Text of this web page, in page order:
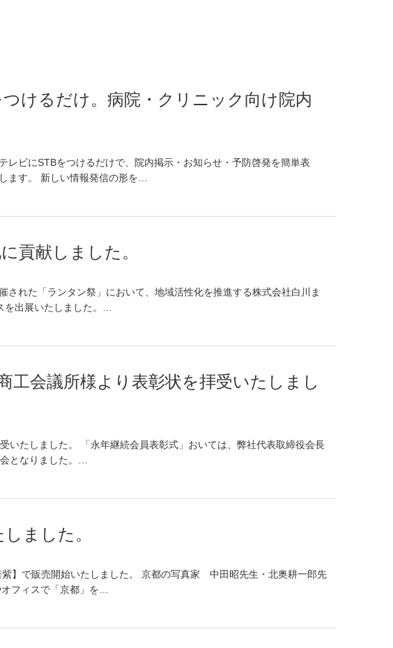
けるだけ。病院・クリニック向け院内
ビにSTBをつけるだけで、院内掲示・お知らせ・予防啓発を簡単表
ます。 新しい情報発信の形を…
貢献しました。
れた「ランタン祭」において、地域活性化を推進する株式会社白川ま
を出展いたしました。…
工会議所様より表彰状を拝受いたしまし
いたしました。 「永年継続会員表彰式」おいては、弊社代表取締役会長
となりました。…
ました。
】で販売開始いたしました。 京都の写真家 中田昭先生・北奥耕一郎先
フィスで「京都」を…